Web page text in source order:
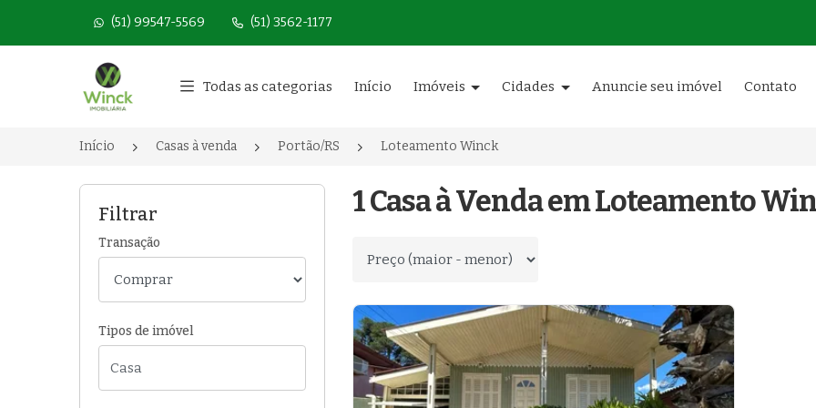
(51) 99547-5569 (51) 3562-1177
Página inicial
Todas as categorias Início Imóveis Cidades Anuncie seu imóvel Contato
Início Casas à venda Portão/RS Loteamento Winck
Filtrar
Transação
Tipos de imóvel
1 Casa à Venda em Loteamento
Ordenar por